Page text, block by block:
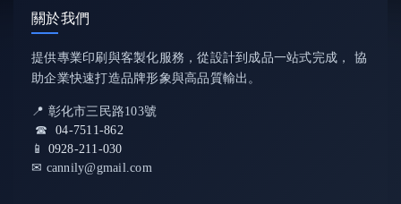
關於我們
提供專業印刷與客製化服務，從設計到成品一站式完成， 協
助企業快速打造品牌形象與高品質輸出。
📍 彰化市三民路103號
☎ 04-7511-862
📱 0928-211-030
✉ cannily@gmail.com